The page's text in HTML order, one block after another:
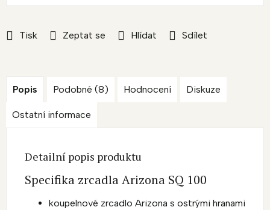
Tisk Zeptat se Hlídat Sdílet
Popis Podobné (8) Hodnocení Diskuze
Ostatní informace
Detailní popis produktu
Specifika zrcadla Arizona SQ 100
koupelnové zrcadlo Arizona s ostrými hranami